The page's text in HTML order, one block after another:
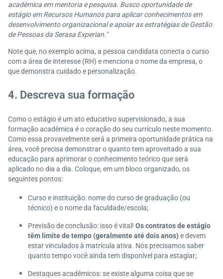
acadêmica em mentoria e pesquisa. Busco oportunidade de
estágio em Recursos Humanos para aplicar conhecimentos em
desenvolvimento organizacional e apoiar as estratégias de Gestão
de Pessoas da Serasa Experian."
Note que, no exemplo acima, a pessoa candidata conecta o curso
com a área de interesse (RH) e menciona o nome da empresa, o
que demonstra cuidado e personalização.
4. Descreva sua formação
Como o estágio é um ato educativo supervisionado, a sua
formação acadêmica é o coração do seu currículo neste momento.
Como essa provavelmente será a primeira oportunidade prática na
área, você precisa demonstrar o quanto tem aproveitado a sua
educação para aprimorar o conhecimento teórico que será
aplicado no dia a dia. Coloque, em um bloco organizado, os
seguintes pontos:
Curso e instituição: nome do curso de graduação (ou
técnico) e o nome da faculdade/escola;
Previsão de conclusão: isso é vital! Os contratos de estágio
têm limite de tempo (geralmente até dois anos) e devem
estar vinculados à matrícula ativa. Nós precisamos saber
quanto tempo você ainda tem disponível para estagiar;
Destaques acadêmicos: se existe alguma coisa que se